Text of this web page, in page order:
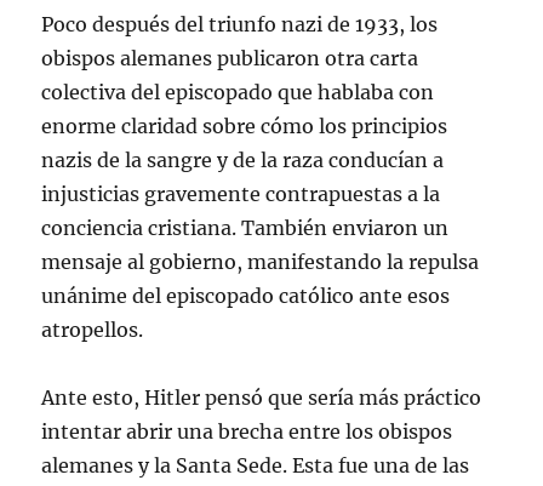
Poco después del triunfo nazi de 1933, los
obispos alemanes publicaron otra carta
colectiva del episcopado que hablaba con
enorme claridad sobre cómo los principios
nazis de la sangre y de la raza conducían a
injusticias gravemente contrapuestas a la
conciencia cristiana. También enviaron un
mensaje al gobierno, manifestando la repulsa
unánime del episcopado católico ante esos
atropellos.
Ante esto, Hitler pensó que sería más práctico
intentar abrir una brecha entre los obispos
alemanes y la Santa Sede. Esta fue una de las